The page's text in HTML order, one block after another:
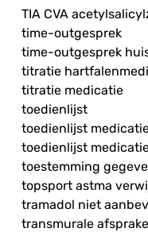
TIA CVA
time-outgesprek
time-outgesprek
titratie
titratie medicatie
toedienlijst
toedienlijst
toedienlijst
toestemming
topsport astma
tramadol niet
transmurale